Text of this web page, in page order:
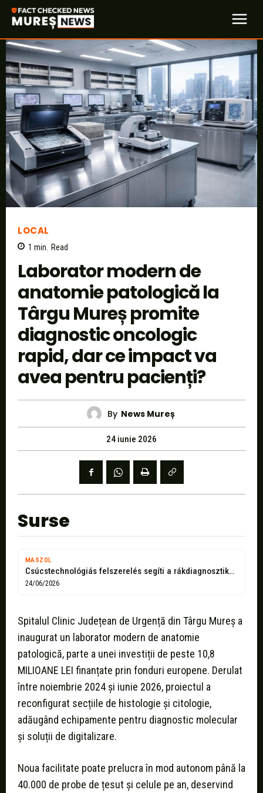
LOCAL
1 min. Read
Laborator modern de
anatomie patologică la
Târgu Mureș promite
diagnostic oncologic
rapid, dar ce impact va
avea pentru pacienți?
By News Mureș
24 iunie 2026
Surse
MASZOL
Csúcstechnológiás felszerelés segíti a rákdiagnosztikát Marosvásárhelyen
24/06/2026
Spitalul Clinic Județean de Urgență din Târgu Mureș a
inaugurat un laborator modern de anatomie
patologică, parte a unei investiții de peste 10,8
MILIOANE LEI finanțate prin fonduri europene. Derulat
între noiembrie 2024 și iunie 2026, proiectul a
reconfigurat secțiile de histologie și citologie,
adăugând echipamente pentru diagnostic molecular
și soluții de digitalizare.
Noua facilitate poate prelucra în mod autonom până la
40.000 de probe de țesut și celule pe an, deservind